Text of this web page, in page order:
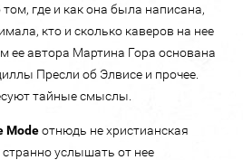
где и как она была написана,
кто и сколько каверов на нее
ее автора Мартина Гора основана
Пресли об Элвисе и прочее.
тайные смыслы.
Modeотнюдь не христианская
услышать от нее